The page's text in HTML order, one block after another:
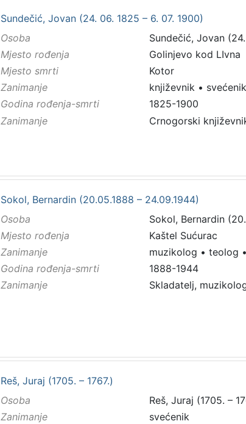
Sundečić, Jovan (24. 06. 1825 – 6. 07. 1900)
Osoba
Sundečić, Jovan
Mjesto rođenja
Golinjevo kod LIvna
Mjesto smrti
Kotor
Zanimanje
književnik • svećenik
Godina rođenja-smrti
1825-1900
Zanimanje
Crnogorski
Sokol, Bernardin (20.05.1888 – 24.09.1944)
Osoba
Sokol, Bernardin
Mjesto rođenja
Kaštel Sućurac
Zanimanje
muzikolog • teolog •
Godina rođenja-smrti
1888-1944
Zanimanje
Skladatelj,
Reš, Juraj (1705. – 1767.)
Osoba
Reš, Juraj (1705. –
Zanimanje
svećenik